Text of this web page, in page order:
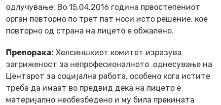
одлучување. Во 15.04.2016 година првостепениот
орган повторно по трет пат носи исто решение, кое
повторно од страна на лицето е обжалено.
Препорака: Хелсиншкиот комитет изразува
загриженост за непрофесионалното однесување на
Центарот за социјална работа, особено кога истите
треба да имаат во предвид дека на лицето е
материјално необезбедено и му била прекината